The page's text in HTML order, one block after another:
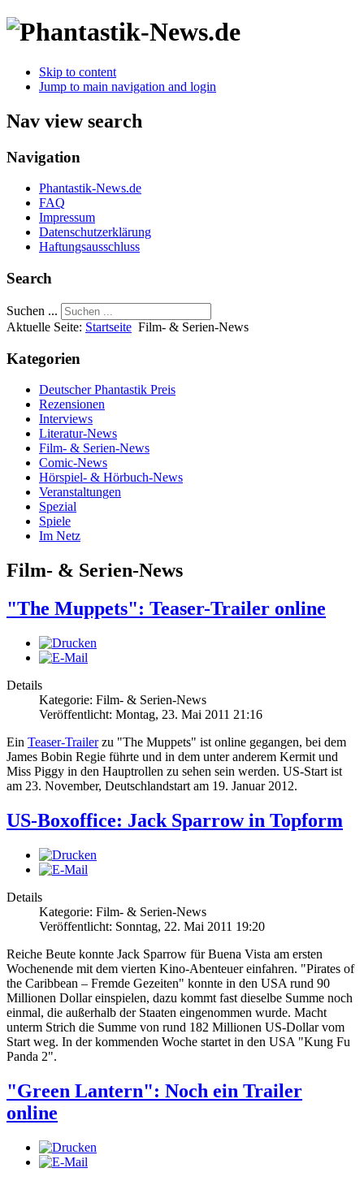
Skip to content
Jump to main navigation and login
Nav view search
Navigation
Phantastik-News.de
FAQ
Impressum
Datenschutzerklärung
Haftungsausschluss
Search
Suchen ...
Aktuelle Seite: Startseite Film- & Serien-News
Kategorien
Deutscher Phantastik Preis
Rezensionen
Interviews
Literatur-News
Film- & Serien-News
Comic-News
Hörspiel- & Hörbuch-News
Veranstaltungen
Spezial
Spiele
Im Netz
Film- & Serien-News
"The Muppets": Teaser-Trailer online
Details
Kategorie: Film- & Serien-News
Veröffentlicht: Montag, 23. Mai 2011 21:16
Ein Teaser-Trailerzu "The Muppets" ist online gegangen, bei dem
James Bobin Regie führte und in dem unter anderem Kermit und
Miss Piggy in den Hauptrollen zu sehen sein werden. US-Start ist
am 23. November, Deutschlandstart am 19. Januar 2012.
US-Boxoffice: Jack Sparrow in Topform
Details
Kategorie: Film- & Serien-News
Veröffentlicht: Sonntag, 22. Mai 2011 19:20
Reiche Beute konnte Jack Sparrow für Buena Vista am ersten
Wochenende mit dem vierten Kino-Abenteuer einfahren. "Pirates of
the Caribbean – Fremde Gezeiten" konnte in den USA rund 90
Millionen Dollar einspielen, dazu kommt fast dieselbe Summe noch
einmal, die außerhalb der Staaten eingenommen wurde. Macht
unterm Strich die Summe von rund 182 Millionen US-Dollar vom
Start weg. In der kommenden Woche startet in den USA "Kung Fu
Panda 2".
"Green Lantern": Noch ein Trailer
online